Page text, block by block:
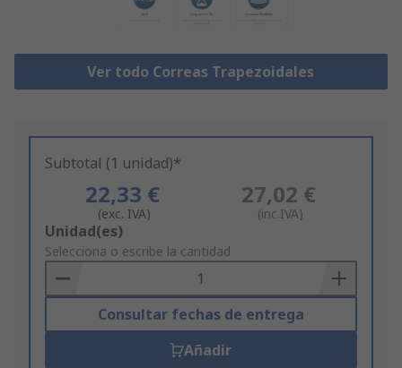
Ver todo Correas Trapezoidales
Subtotal (1 unidad)*
22,33 €
(exc. IVA)
27,02 €
(inc.IVA)
Add
to
Basket
Unidad(es)
Selecciona o escribe la cantidad
Consultar fechas de entrega
Añadir